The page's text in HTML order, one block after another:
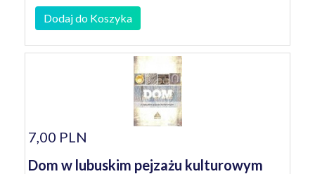
Dodaj do Koszyka
7,00 PLN
Dom w lubuskim pejzażu kulturowym